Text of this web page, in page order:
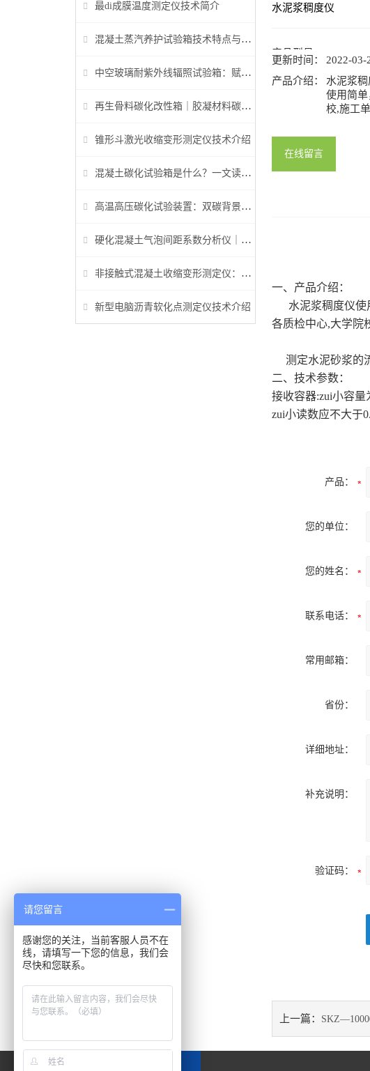
最di成膜温度测定仪技术简介
混凝土蒸汽养护试验箱技术特点与应用解析
中空玻璃耐紫外线辐照试验箱：赋能建筑玻璃质量检测新标准
再生骨料碳化改性箱｜胶凝材料碳化机理研究专用设备
锥形斗激光收缩变形测定仪技术介绍
混凝土碳化试验箱是什么？一文读懂它的功能、原理与标准要求
高温高压碳化试验装置：双碳背景下胶凝材料研究核心装备
硬化混凝土气泡间距系数分析仪｜参数检测与行业标准详解
非接触式混凝土收缩变形测定仪：早龄期收缩检测核心设备
新型电脑沥青软化点测定仪技术介绍
水泥浆稠度仪
产品型号：
更新时间：
2022-03-
产品介绍：
水泥浆
使用简
校,施工
在线留言
一、产品介绍：
水泥浆稠度仪
各质检中心,大学院
测定水泥砂浆的
二、技术参数：
接收容器:zui小容量
zui小读数应不大于
产品：
您的单位：
您的姓名：
联系电话：
常用邮箱：
省份：
详细地址：
补充说明：
验证码：
上一篇：
请您留言
感谢您的关注，当前客服人员不在
线，请填写一下您的信息，我们会
尽快和您联系。